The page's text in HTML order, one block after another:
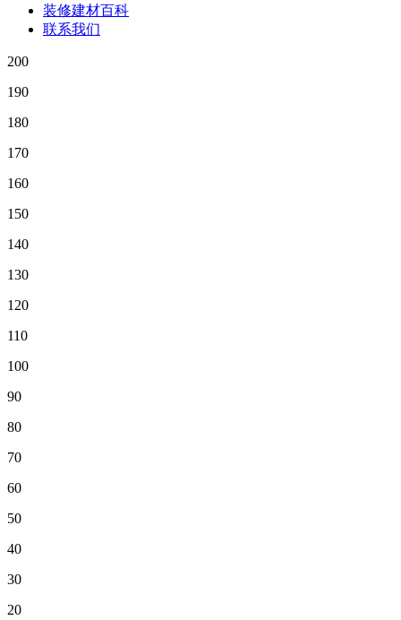
装修建材百科
联系我们
200
190
180
170
160
150
140
130
120
110
100
90
80
70
60
50
40
30
20